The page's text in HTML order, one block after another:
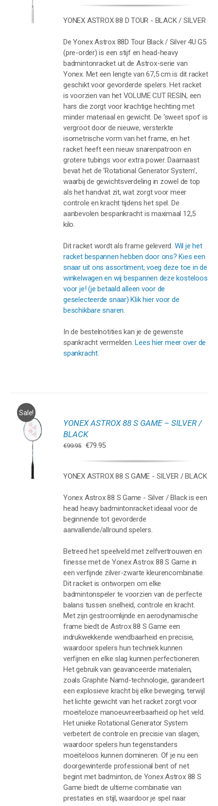
€169.95.€134.95.
YONEX ASTROX 88 D TOUR - BLACK / SILVER
De Yonex Astrox 88D Tour Black / Silver 4U G5
(pre-order) is een stijf en head-heavy
badmintonracket uit de Astrox-serie van
Yonex. Met een lengte van 67,5 cm is dit racket
geschikt voor gevorderde spelers. Het racket
is voorzien van het VOLUME CUT RESIN, een
hars die zorgt voor krachtige hechting met
minder materiaal en gewicht. De ‘sweet spot’ is
vergroot door de nieuwe, versterkte
isometrische vorm van het frame, en het
racket heeft een nieuw snarenpatroon en
grotere tubings voor extra power. Daarnaast
bevat het de ‘Rotational Generator System’,
waarbij de gewichtsverdeling in zowel de top
als het handvat zit, wat zorgt voor meer
controle en kracht tijdens het spel. De
aanbevolen bespankracht is maximaal 12,5
kilo.
Dit racket wordt als frame geleverd. Wil je het
racket bespannen hebben door ons? Kies een
snaar uit ons assortiment, voeg deze toe in de
winkelwagen en wij bespannen deze kosteloos
voor je! (je betaald alleen voor de
geselecteerde snaar) Klik hier voor de
beschikbare snaren.
In de bestelnotities kan je de gewenste
spankracht vermelden. Lees hier meer over de
spankracht.
Sale!
YONEX ASTROX 88 S GAME – SILVER /
BLACK
€99.95
Oorspronkelijke
€99.95.
€79.95Huidige
€79.95.
YONEX ASTROX 88 S GAME - SILVER / BLACK
Yonex Astrox 88 S Game - Silver / Black is een
head heavy badmintonracket ideaal voor de
beginnende tot gevorderde
aanvallende/allround spelers.
Betreed het speelveld met zelfvertrouwen en
finesse met de Yonex Astrox 88 S Game in
een verfijnde zilver-zwarte kleurencombinatie.
Dit racket is ontworpen om elke
badmintonspeler te voorzien van de perfecte
balans tussen snelheid, controle en kracht.
Met zijn gestroomlijnde en aerodynamische
frame biedt de Astrox 88 S Game een
indrukwekkende wendbaarheid en precisie,
waardoor spelers hun techniek kunnen
verfijnen en elke slag kunnen perfectioneren.
Het gebruik van geavanceerde materialen,
zoals Graphite Namd-technologie, garandeert
een explosieve kracht bij elke beweging, terwijl
het lichte gewicht van het racket zorgt voor
moeiteloze manoeuvreerbaarheid op het veld.
Het unieke Rotational Generator System
verbetert de controle en precisie van slagen,
waardoor spelers hun tegenstanders
moeiteloos kunnen domineren. Of je nu een
doorgewinterde professional bent of net
begint met badminton, de Yonex Astrox 88 S
Game biedt de ultieme combinatie van
prestaties en stijl, waardoor je spel naar